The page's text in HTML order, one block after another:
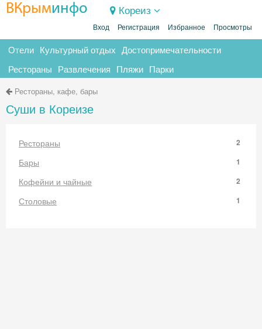
ВКрыминфо Кореиз
Вход Регистрация Избранное Просмотры
Отели Культурный отдых Достопримечательности
Рестораны Развлечения Пляжи Парки
Рестораны, кафе, бары
Суши в Кореизе
Рестораны 2
Бары 1
Кофейни и чайные 2
Столовые 1